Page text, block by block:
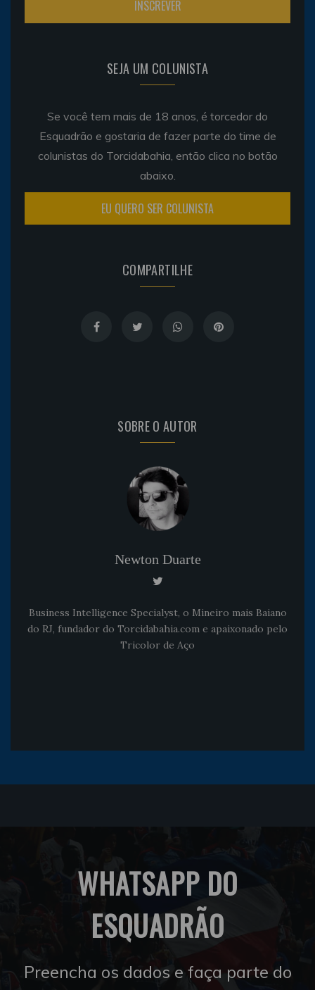
SEJA UM COLUNISTA
Se você tem mais de 18 anos, é torcedor do
Esquadrão e gostaria de fazer parte do time de
colunistas do Torcidabahia, então clica no botão
abaixo.
EU QUERO SER COLUNISTA
COMPARTILHE
SOBRE O AUTOR
Newton Duarte
Business Intelligence Specialyst, o Mineiro mais Baiano
do RJ, fundador do Torcidabahia.com e apaixonado pelo
Tricolor de Aço
WHATSAPP DO
ESQUADRÃO
Preencha os dados e faça parte do